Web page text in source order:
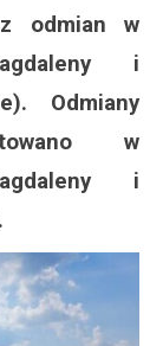
odmian w
i
Odmiany
w
i